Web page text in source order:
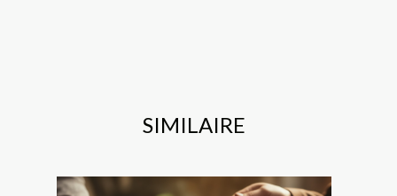
SIMILAIRE